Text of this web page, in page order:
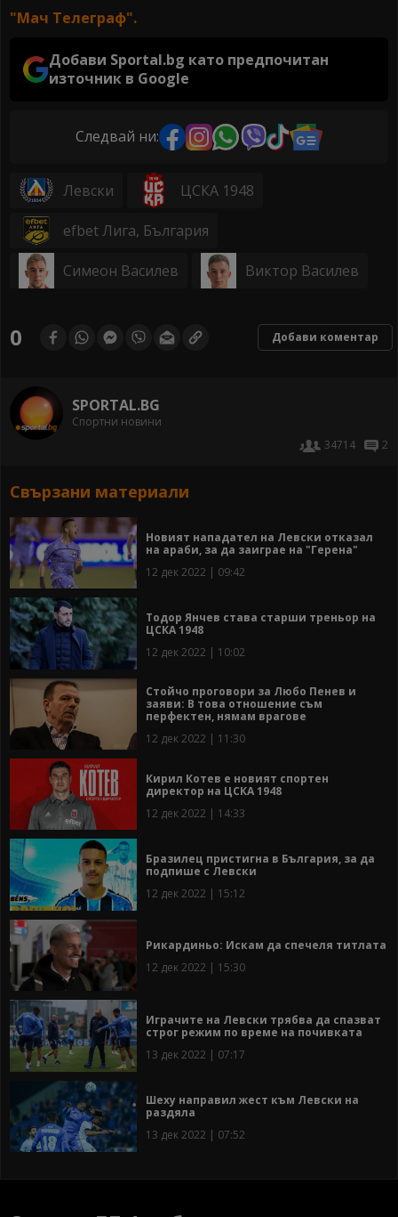
"Мач Телеграф".
Добави Sportal.bg като предпочитан
източник в Google
Следвай ни:
Левски ЦСКА 1948
efbet Лига, България
Симеон Василев Виктор Василев
0 Добави коментар
SPORTAL.BG
Спортни новини
34714
2
Свързани материали
Новият нападател на Левски отказал
на араби, за да заиграе на "Герена"
12 дек 2022 | 09:42
Тодор Янчев става старши треньор на
ЦСКА 1948
12 дек 2022 | 10:02
Стойчо проговори за Любо Пенев и
заяви: В това отношение съм
перфектен, нямам врагове
12 дек 2022 | 11:30
Кирил Котев е новият спортен
директор на ЦСКА 1948
12 дек 2022 | 14:33
Бразилец пристигна в България, за да
подпише с Левски
12 дек 2022 | 15:12
Рикардиньо: Искам да спечеля титлата
12 дек 2022 | 15:30
Играчите на Левски трябва да спазват
строг режим по време на почивката
13 дек 2022 | 07:17
Шеху направил жест към Левски на
раздяла
13 дек 2022 | 07:52